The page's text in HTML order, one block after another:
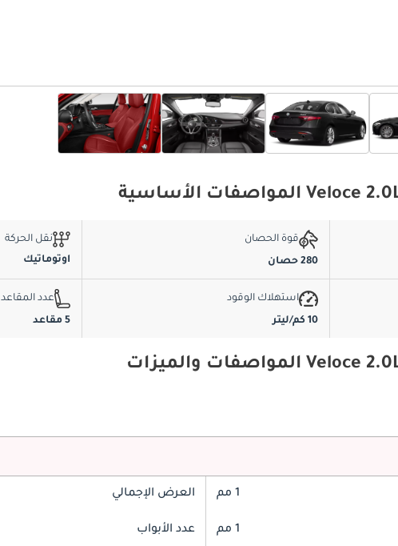
قوة الحصان
280 حصان
نقل الحركة
اوتوماتيك
استهلاك الوقود
10 كم/ليتر
عدد المقاعد
5 مقاعد
1 مم العرض الإجمالي
1 مم عدد الأبواب